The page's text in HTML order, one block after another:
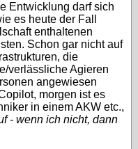
Entwicklung darf sich
es heute der Fall
enthaltenen
Schon gar nicht auf
die
verlässliche Agieren
angewiesen
morgen ist es
in einem AKW etc.,
- wenn ich nicht, dann